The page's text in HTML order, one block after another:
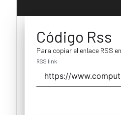
Código Rss
Para copiar el enlace RSS
RSS link